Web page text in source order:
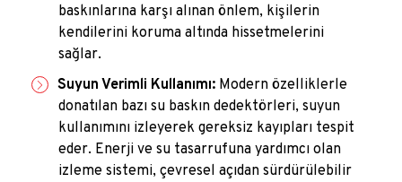
baskınlarına karşı alınan önlem, kişilerin
kendilerini koruma altında hissetmelerini
sağlar.
Suyun Verimli Kullanımı: Modern özelliklerle
donatılan bazı su baskın dedektörleri, suyun
kullanımını izleyerek gereksiz kayıpları tespit
eder. Enerji ve su tasarrufuna yardımcı olan
izleme sistemi, çevresel açıdan sürdürülebilir